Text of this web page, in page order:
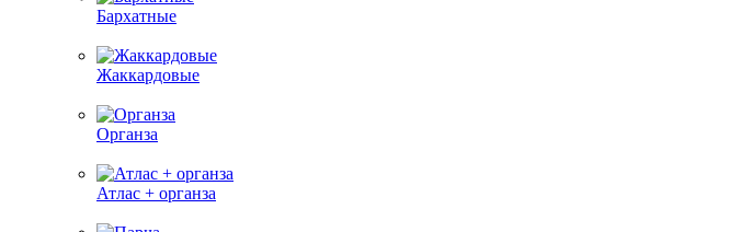
Бархатные
Жаккардовые
Органза
Атлас + органза